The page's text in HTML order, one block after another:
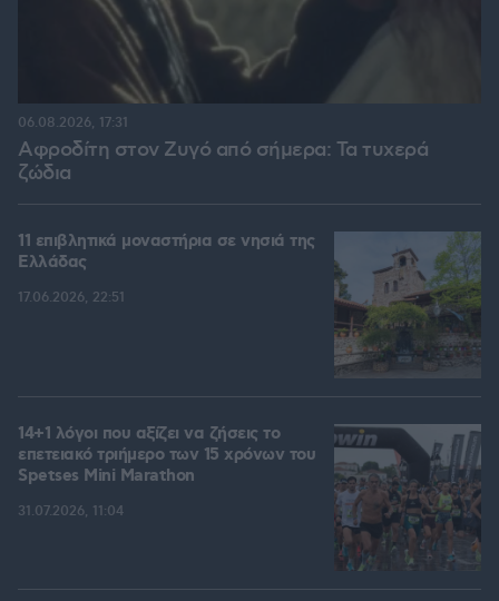
Αφροδίτη στον Ζυγό από σήμερα: Τα τυχερά
ζώδια
06.08.2026, 17:31
11 επιβλητικά μοναστήρια σε νησιά της
Ελλάδας
17.06.2026, 22:51
14+1 λόγοι που αξίζει να ζήσεις το
επετειακό τριήμερο των 15 χρόνων του
Spetses Mini Marathon
31.07.2026, 11:04